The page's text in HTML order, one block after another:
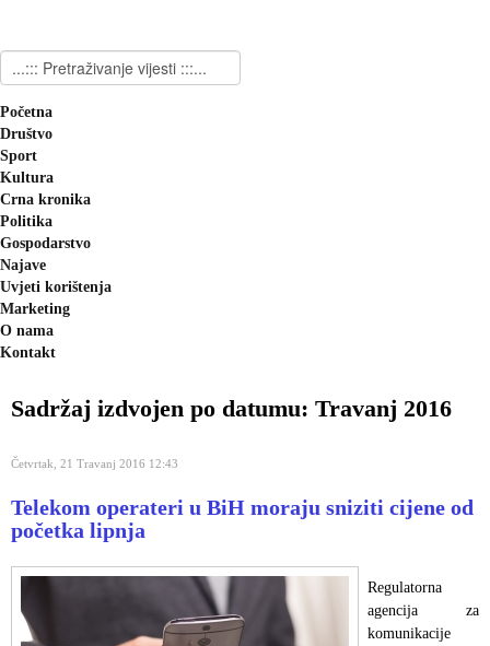
Početna
Društvo
Sport
Kultura
Crna kronika
Politika
Gospodarstvo
Najave
Uvjeti korištenja
Marketing
O nama
Kontakt
Sadržaj izdvojen po datumu: Travanj 2016
Četvrtak, 21 Travanj 2016 12:43
Telekom operateri u BiH moraju sniziti cijene od
početka lipnja
Regulatorna
agencija za
komunikacije